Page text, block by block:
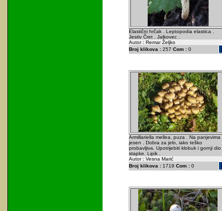
Elastični hrčak . Leptopodia elastica .
Jestiv Čret . Jalkovec .
Autor : Remar Željko
Broj klikova :257 Com :0
Armillariella mellea, puza . Na panjevima
jesen . Dobra za jelo, iako teško
probavljiva. Upotrijebiti klobuk i gornji dio
stapke. Lipik .
Autor : Vesna Marić
Broj klikova :1719 Com :0